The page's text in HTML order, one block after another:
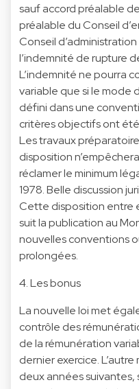
sauf accord préalable
préalable du Conseil
Conseil
l’indemnité de rupture
L’indemnité ne pourra
variable que si le mode
défini dans une
critères objectifs ont
Les travaux
disposition
réclamer le minimum
1978. Belle discussion
Cette disposition entre
suit la publication au
nouvelles conventions
prolongées.
4. Les bonus
La nouvelle loi met
contrôle des
de la rémunération
dernier exercice.
deux années